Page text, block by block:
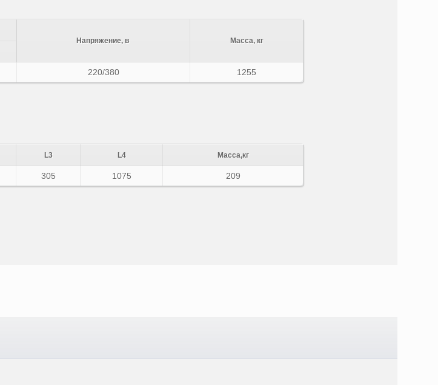
Напряжение, в
Масса, кг
220/380 1255
L3 L4 Масса,кг
305 1075 209